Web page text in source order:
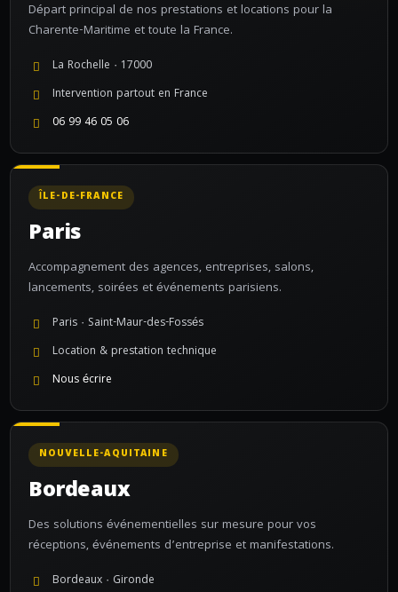
Départ principal de nos prestations et locations pour la
Charente-Maritime et toute la France.
La Rochelle · 17000
Intervention partout en France
06 99 46 05 06
ÎLE-DE-FRANCE
Paris
Accompagnement des agences, entreprises, salons,
lancements, soirées et événements parisiens.
Paris · Saint-Maur-des-Fossés
Location & prestation technique
Nous écrire
NOUVELLE-AQUITAINE
Bordeaux
Des solutions événementielles sur mesure pour vos
réceptions, événements d’entreprise et manifestations.
Bordeaux · Gironde